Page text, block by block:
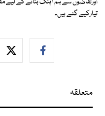
تیارکیے گئے ہیں۔
متعلقہ